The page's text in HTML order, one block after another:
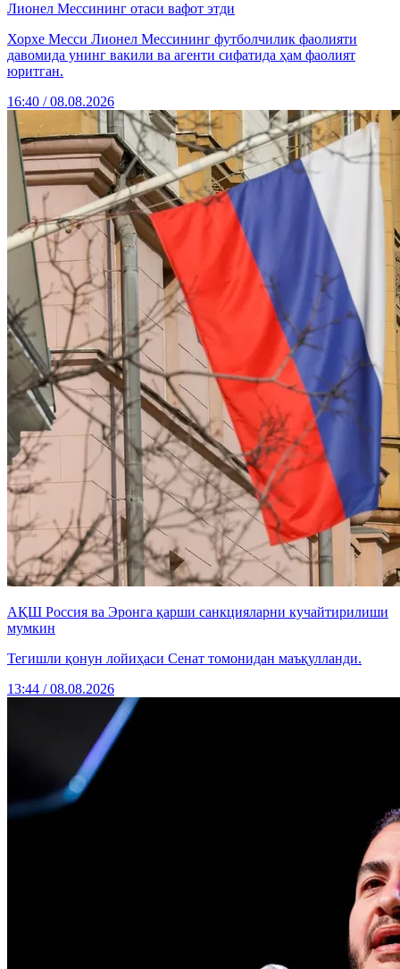
Лионел Мессининг отаси вафот этди
Хорхе Месси Лионел Мессининг футболчилик фаолияти
давомида унинг вакили ва агенти сифатида ҳам фаолият
юритган.
16:40 / 08.08.2026
АҚШ Россия ва Эронга қарши санкцияларни кучайтирилиши
мумкин
Тегишли қонун лойиҳаси Сенат томонидан маъқулланди.
13:44 / 08.08.2026